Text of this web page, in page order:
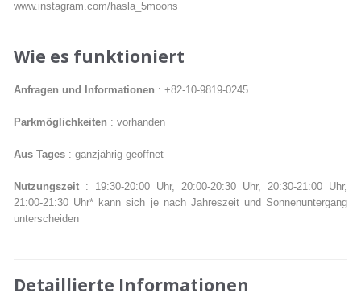
www.instagram.com/hasla_5moons
Wie es funktioniert
Anfragen und Informationen : +82-10-9819-0245
Parkmöglichkeiten : vorhanden
Aus Tages : ganzjährig geöffnet
Nutzungszeit : 19:30-20:00 Uhr, 20:00-20:30 Uhr, 20:30-21:00 Uhr,
21:00-21:30 Uhr* kann sich je nach Jahreszeit und Sonnenuntergang
unterscheiden
Detaillierte Informationen